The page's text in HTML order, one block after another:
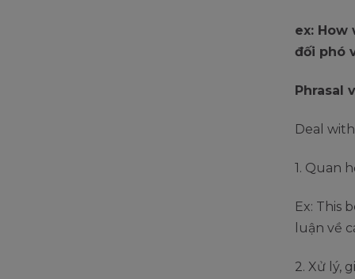
ex: How
đối phó
Phrasal
Deal
1. Quan
Ex: This
luận về
2. Xử lý,